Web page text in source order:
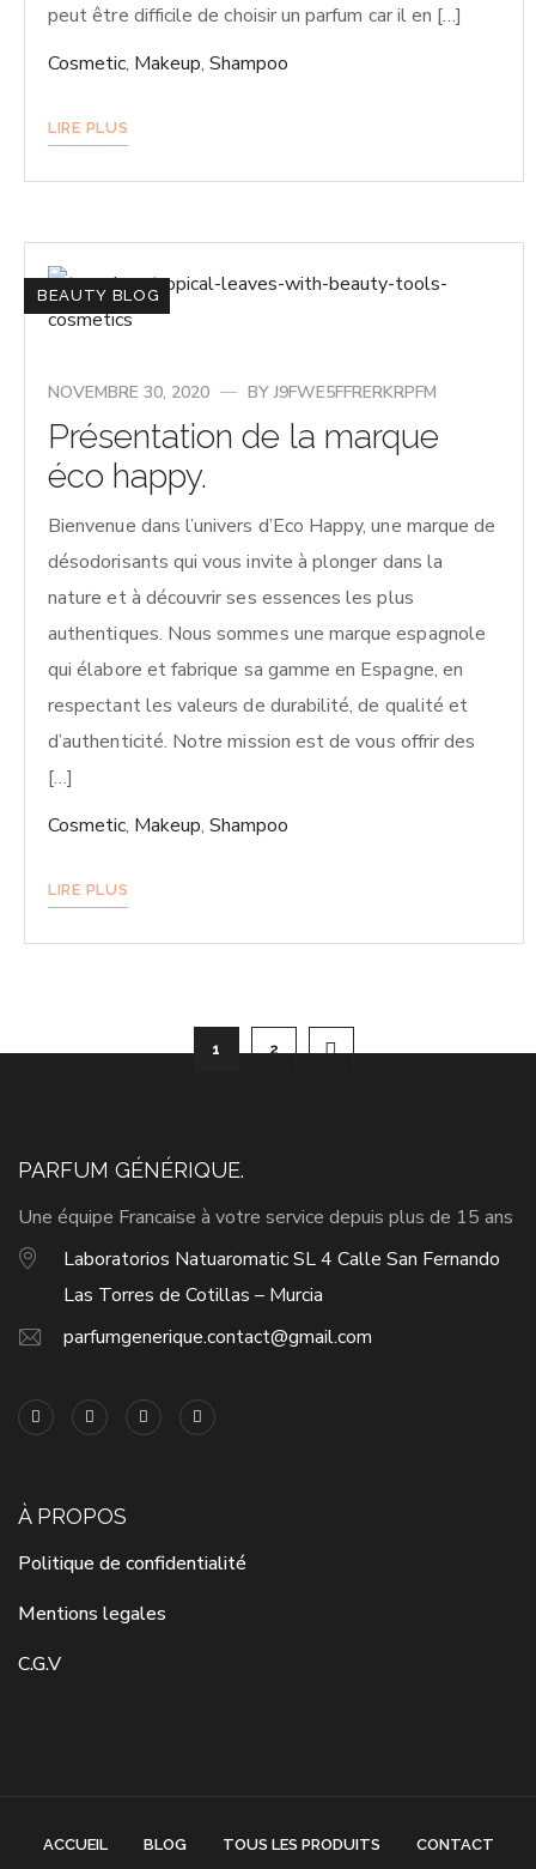
peut être difficile de choisir un parfum car il en […]
Cosmetic, Makeup, Shampoo
LIRE PLUS
BEAUTY BLOG
NOVEMBRE 30, 2020 BYJ9FWE5FFRERKRPFM
Présentation de la marque
éco happy.
Bienvenue dans l’univers d’Eco Happy, une marque de
désodorisants qui vous invite à plonger dans la
nature et à découvrir ses essences les plus
authentiques. Nous sommes une marque espagnole
qui élabore et fabrique sa gamme en Espagne, en
respectant les valeurs de durabilité, de qualité et
d’authenticité. Notre mission est de vous offrir des
[…]
Cosmetic, Makeup, Shampoo
LIRE PLUS
Pagination 1 2
PARFUM GÉNÉRIQUE.
Une équipe Francaise à votre service depuis plus de 15 ans
Laboratorios Natuaromatic SL 4 Calle San Fernando
Las Torres de Cotillas – Murcia
parfumgenerique.contact@gmail.com
À PROPOS
Politique de confidentialité
Mentions legales
C.G.V
ACCUEIL BLOG TOUS LES PRODUITS CONTACT